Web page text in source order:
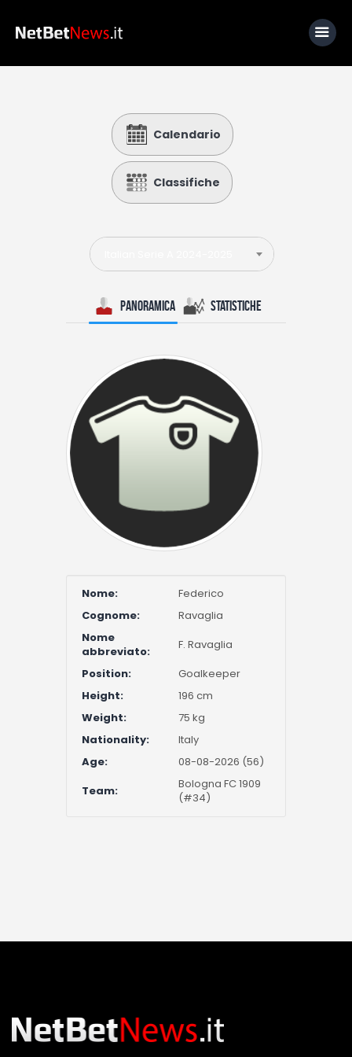
Calcio
Basket
Tennis
Lo Sapevi Che
I consigli di Giulia
Calendario
Classifiche
Panoramica Statistiche
Nome:
Federico
Cognome:
Ravaglia
Nome
abbreviato:
F. Ravaglia
Position:
Goalkeeper
Height:
196 cm
Weight:
75 kg
Nationality:
Italy
Age:
08-08-2026 (56)
Team:
Bologna FC 1909
(#34)